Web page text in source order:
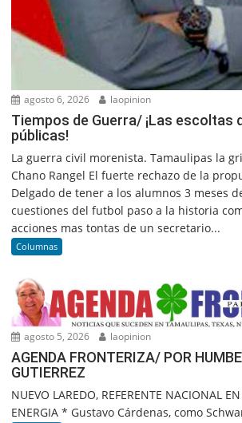
agosto 6, 2026 laopinion
Tiempos de Guerra/ ¡Las escoltas
públicas!
La guerra civil morenista. Tamaulipas la
Chano Rangel El fuerte rechazo de la
Delgado de tener a los alumnos 3 meses
cuestiones del futbol paso a la historia
acciones mas tontas de un secretario...
Columnas
agosto 5, 2026 laopinion
AGENDA FRONTERIZA/ POR
GUTIERREZ
NUEVO LAREDO, REFERENTE NACIONAL
ENERGIA * Gustavo Cárdenas, como